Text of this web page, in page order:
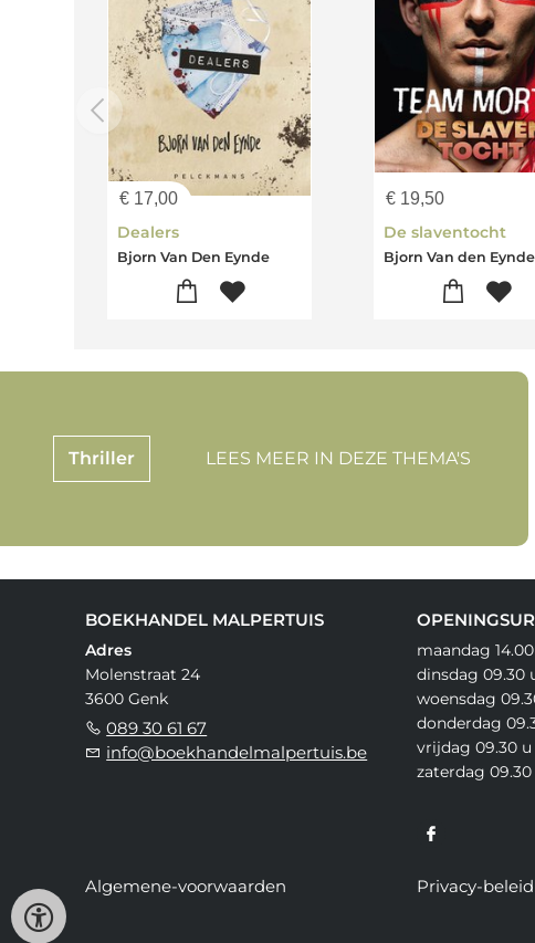
€ 17,00
Dealers
Bjorn Van Den Eynde
€ 19,50
De slaventocht
Bjorn Van den Eynde
Thriller LEES MEER IN DEZE THEMA'S
BOEKHANDEL MALPERTUIS
Adres
Molenstraat 24
3600 Genk
089 30 61 67
info@boekhandelmalpertuis.be
maandag
dinsdag 09.30
woensdag
donderdag
vrijdag 09.30 u
zaterdag 09.30
Algemene-voorwaarden Privacy-beleid